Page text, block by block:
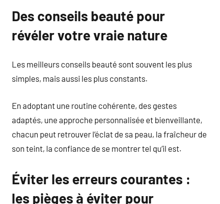
Des conseils beauté pour
révéler votre vraie nature
Les meilleurs conseils beauté sont souvent les plus
simples, mais aussi les plus constants.
En adoptant une routine cohérente, des gestes
adaptés, une approche personnalisée et bienveillante,
chacun peut retrouver l’éclat de sa peau, la fraîcheur de
son teint, la confiance de se montrer tel qu’il est.
Éviter les erreurs courantes :
les pièges à éviter pour